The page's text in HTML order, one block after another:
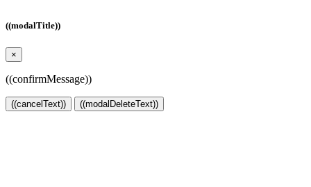
((modalTitle))
×
((confirmMessage))
((cancelText)) ((modalDeleteText))